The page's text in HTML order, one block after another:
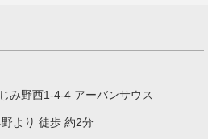
み野西1-4-4 アーバンサウス
より 徒歩 約2分